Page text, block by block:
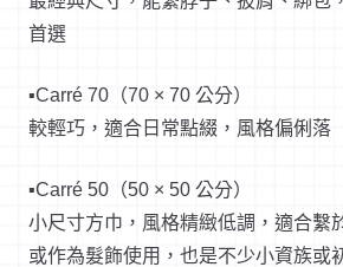
首選
▪️Carré 70（70 × 70 公分）
較輕巧，適合日常點綴，風格偏俐落
▪️Carré 50（50 × 50 公分）
小尺寸方巾，風格精緻低調，適合繫
或作為髮飾使用，也是不少小資族或